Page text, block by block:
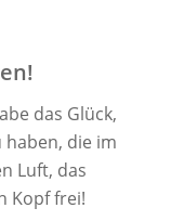
das Glück,
die im
Luft, das
Kopf frei!